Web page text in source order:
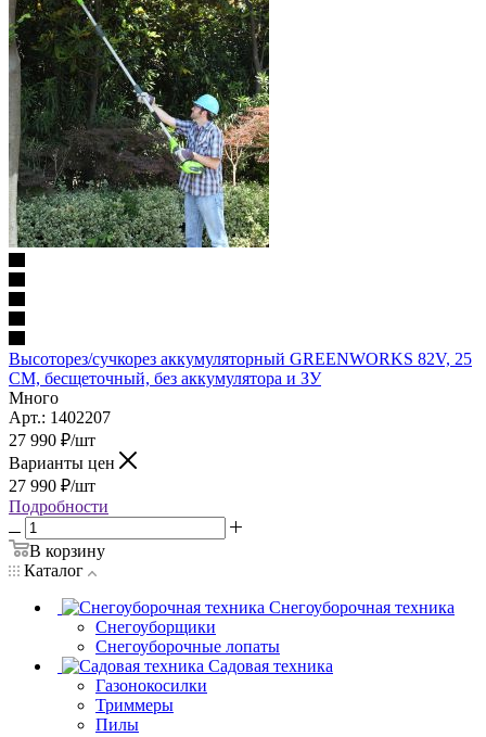
Высоторез/сучкорез аккумуляторный GREENWORKS 82V, 25
СМ, бесщеточный, без аккумулятора и ЗУ
Много
Арт.: 1402207
27 990 ₽/шт
Варианты цен
27 990 ₽/шт
Подробности
В корзину
Каталог
Снегоуборочная техника
Снегоуборщики
Снегоуборочные лопаты
Садовая техника
Газонокосилки
Триммеры
Пилы